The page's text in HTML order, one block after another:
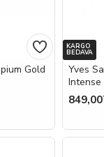
Gold
KARGO
BEDAVA
Yves
Intense